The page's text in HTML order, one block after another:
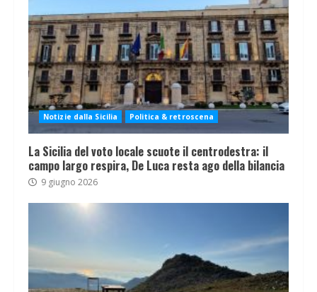
Notizie dalla Sicilia Politica & retroscena
La Sicilia del voto locale scuote il centrodestra: il
campo largo respira, De Luca resta ago della bilancia
9 giugno 2026